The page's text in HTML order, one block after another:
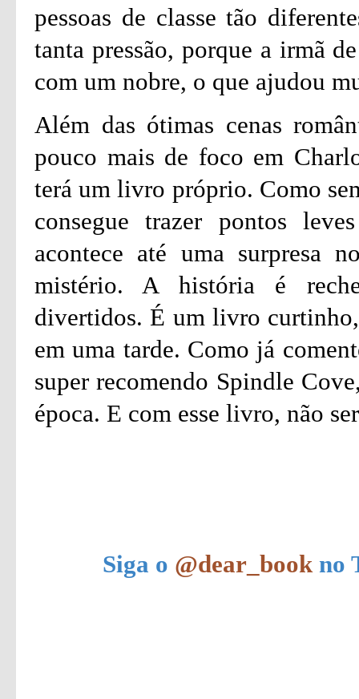
pessoas de classe tão
tanta pressão, porque a irmã
com um nobre, o que ajudou
Além das ótimas cenas
pouco mais de foco em
terá um livro próprio. Como
consegue trazer pontos
acontece até uma surpresa
mistério. A história é
divertidos. É um livro
em uma tarde. Como já
super recomendo Spindle
época. E com esse livro, não
Siga o @dear_book no